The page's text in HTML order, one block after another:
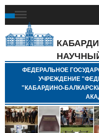
ФЕДЕРАЛЬНОЕ
УЧРЕЖДЕНИЕ
"КАБАРДИНО-